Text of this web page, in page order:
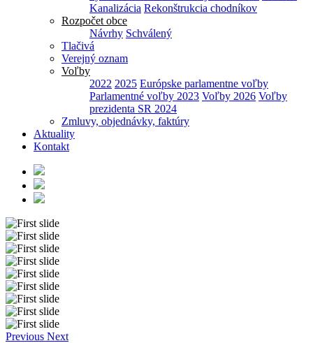
Kanalizácia Rekonštrukcia chodníkov
Rozpočet obce
Návrhy Schválený
Tlačivá
Verejný oznam
Voľby
2022 2025 Európske parlamentne voľby
Parlamentné voľby 2023 Voľby 2026 Voľby
prezidenta SR 2024
Zmluvy, objednávky, faktúry
Aktuality
Kontakt
Previous Next